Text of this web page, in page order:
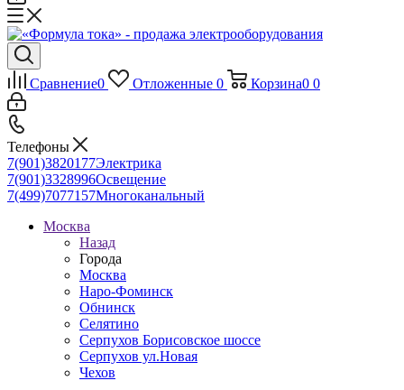
Сравнение0 Отложенные 0 Корзина0 0
Телефоны
7(901)3820177Электрика
7(901)3328996Освещение
7(499)7077157Многоканальный
Москва
Назад
Города
Москва
Наро-Фоминск
Обнинск
Селятино
Серпухов Борисовское шоссе
Серпухов ул.Новая
Чехов